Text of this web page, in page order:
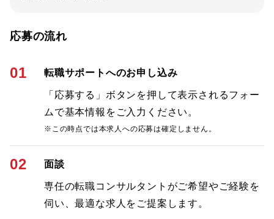
応募の流れ
01 転職サポートへのお申し込み
「応募する」ボタンを押して表示されるフォー
ムで基本情報をご入力ください。
※この時点では本求人への応募は確定しません。
02 面談
専任の転職コンサルタントがご希望やご経験を
伺い、最適な求人をご提案します。